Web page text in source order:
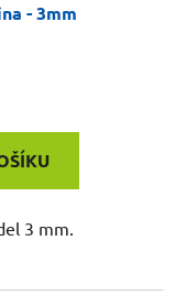
- 3mm
3 mm.